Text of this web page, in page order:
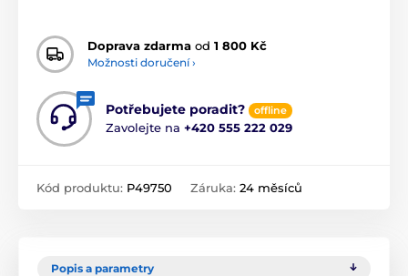
Doprava zdarma od 1 800 Kč
Možnosti doručení ›
Potřebujete poradit? offline
Zavolejte na +420 555 222 029
Kód produktu: P49750 Záruka: 24 měsíců
Popis a parametry